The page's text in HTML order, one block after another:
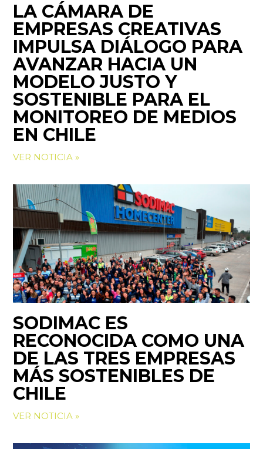
LA CÁMARA DE
EMPRESAS CREATIVAS
IMPULSA DIÁLOGO PARA
AVANZAR HACIA UN
MODELO JUSTO Y
SOSTENIBLE PARA EL
MONITOREO DE MEDIOS
EN CHILE
VER NOTICIA »
SODIMAC ES
RECONOCIDA COMO UNA
DE LAS TRES EMPRESAS
MÁS SOSTENIBLES DE
CHILE
VER NOTICIA »